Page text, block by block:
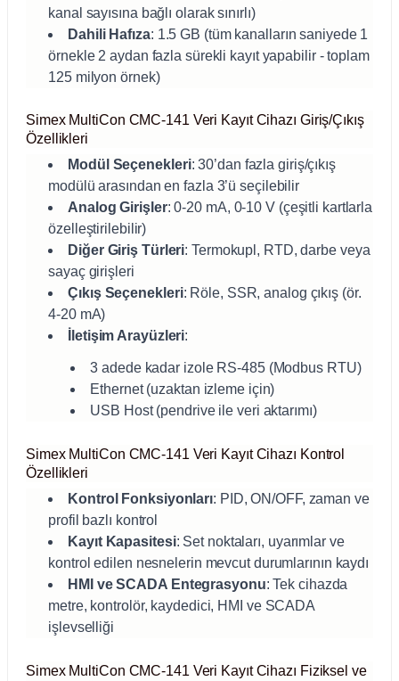
Buz Yapma Makineleri
Bulaşık Yıkama Makineleri
Öğütücü ve Mikserler
Krozeler
Küvetleri
kanal sayısına bağlı olarak sınırlı)
Dahili Hafıza: 1.5 GB (tüm kanalların saniyede 1
örnekle 2 aydan fazla sürekli kayıt yapabilir - toplam
125 milyon örnek)
Simex MultiCon CMC-141 Veri Kayıt Cihazı Giriş/Çıkış
Özellikleri
Modül Seçenekleri: 30’dan fazla giriş/çıkış
modülü arasından en fazla 3’ü seçilebilir
Analog Girişler: 0-20 mA, 0-10 V (çeşitli kartlarla
özelleştirilebilir)
Diğer Giriş Türleri: Termokupl, RTD, darbe veya
sayaç girişleri
Çıkış Seçenekleri: Röle, SSR, analog çıkış (ör.
4-20 mA)
İletişim Arayüzleri:
3 adede kadar izole RS-485 (Modbus RTU)
Ethernet (uzaktan izleme için)
USB Host (pendrive ile veri aktarımı)
Simex MultiCon CMC-141 Veri Kayıt Cihazı Kontrol
Özellikleri
Kontrol Fonksiyonları: PID, ON/OFF, zaman ve
profil bazlı kontrol
Kayıt Kapasitesi: Set noktaları, uyarımlar ve
kontrol edilen nesnelerin mevcut durumlarının kaydı
HMI ve SCADA Entegrasyonu: Tek cihazda
metre, kontrolör, kaydedici, HMI ve SCADA
işlevselliği
Simex MultiCon CMC-141 Veri Kayıt Cihazı Fiziksel ve